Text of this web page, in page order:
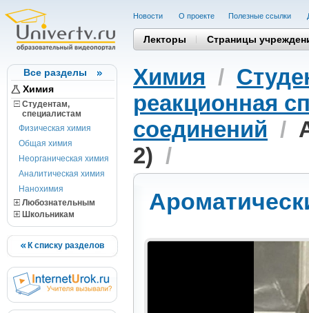
Все разделы
Химия
Студентам,
cпециалистам
Физическая химия
Общая химия
Неорганическая химия
Аналитическая химия
Нанохимия
Любознательным
Школьникам
К списку разделов
Новости О проекте Полезные cсылки
Лекторы Страницы
Химия /
реакционная
соединений /
2) /